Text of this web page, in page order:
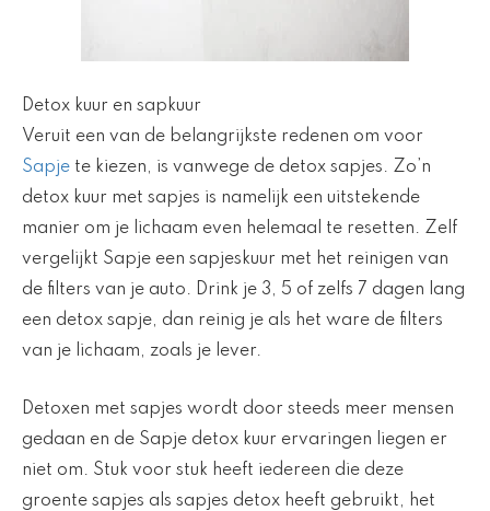
Detox kuur en sapkuur
Veruit een van de belangrijkste redenen om voor
Sapje te kiezen, is vanwege de detox sapjes. Zo’n
detox kuur met sapjes is namelijk een uitstekende
manier om je lichaam even helemaal te resetten. Zelf
vergelijkt Sapje een sapjeskuur met het reinigen van
de filters van je auto. Drink je 3, 5 of zelfs 7 dagen lang
een detox sapje, dan reinig je als het ware de filters
van je lichaam, zoals je lever.
Detoxen met sapjes wordt door steeds meer mensen
gedaan en de Sapje detox kuur ervaringen liegen er
niet om. Stuk voor stuk heeft iedereen die deze
groente sapjes als sapjes detox heeft gebruikt, het